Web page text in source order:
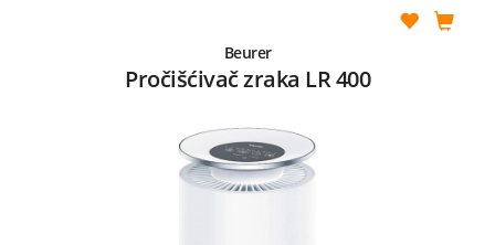
Beurer
Pročišćivač zraka LR 400